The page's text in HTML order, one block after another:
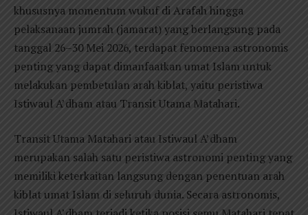
khususnya momentum wukuf di Arafah hingga
pelaksanaan jumrah (jamarat) yang berlangsung pada
tanggal 26–30 Mei 2026, terdapat fenomena astronomis
penting yang dapat dimanfaatkan umat Islam untuk
melakukan pembetulan arah kiblat, yaitu peristiwa
Istiwaul A’dham atau Transit Utama Matahari.
Transit Utama Matahari atau Istiwaul A’dham
merupakan salah satu peristiwa astronomi penting yang
memiliki keterkaitan langsung dengan penentuan arah
kiblat umat Islam di seluruh dunia. Secara astronomis,